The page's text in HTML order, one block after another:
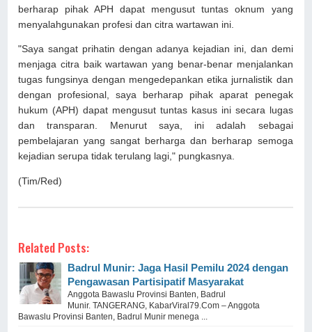
berharap pihak APH dapat mengusut tuntas oknum yang
menyalahgunakan profesi dan citra wartawan ini.
"Saya sangat prihatin dengan adanya kejadian ini, dan demi
menjaga citra baik wartawan yang benar-benar menjalankan
tugas fungsinya dengan mengedepankan etika jurnalistik dan
dengan profesional, saya berharap pihak aparat penegak
hukum (APH) dapat mengusut tuntas kasus ini secara lugas
dan transparan. Menurut saya, ini adalah sebagai
pembelajaran yang sangat berharga dan berharap semoga
kejadian serupa tidak terulang lagi," pungkasnya.
(Tim/Red)
Related Posts:
Badrul Munir: Jaga Hasil Pemilu 2024 dengan
Pengawasan Partisipatif Masyarakat
Anggota Bawaslu Provinsi Banten, Badrul
Munir. TANGERANG, KabarViral79.Com – Anggota
Bawaslu Provinsi Banten, Badrul Munir menega ...